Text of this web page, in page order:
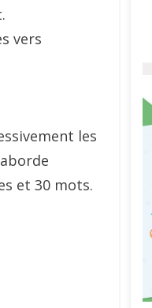
vers
les
et 30 mots.